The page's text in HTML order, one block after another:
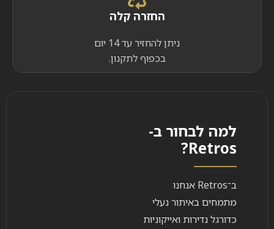
החזרה קלה
ניתן להחזיר עד 14 יום
בכפוף לתקנון.
למה לבחור ב-
Retros?
ב־Retros אנחנו
מתמחים באיתור נעלי
כדורגל נדירות ואייקוניות